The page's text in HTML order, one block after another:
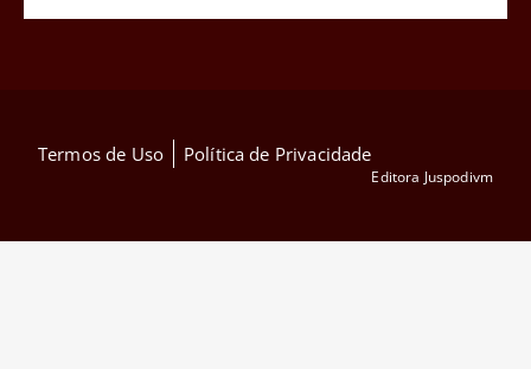
Termos de Uso Política de Privacidade
Editora Juspodivm